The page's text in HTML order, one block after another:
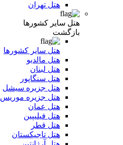
هتل تهران
هتل سایر کشورها
بازگشت
هتل سایر کشورها
هتل مالدیو
هتل لبنان
هتل سنگاپور
هتل جزیره سیشل
هتل جزیره موریس
هتل عمان
هتل فیلیپین
هتل قطر
هتل تاجیکستان